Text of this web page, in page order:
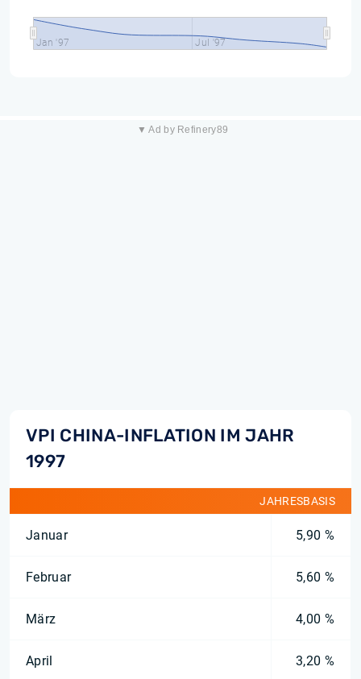
Jan '97 Jul '97
▼ Ad by Refinery89
VPI CHINA-INFLATION IM JAHR
1997
JAHRESBASIS
Januar 5,90 %
Februar 5,60 %
März 4,00 %
April 3,20 %